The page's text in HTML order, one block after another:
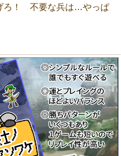
ろ！ 不要な兵は…やっぱ